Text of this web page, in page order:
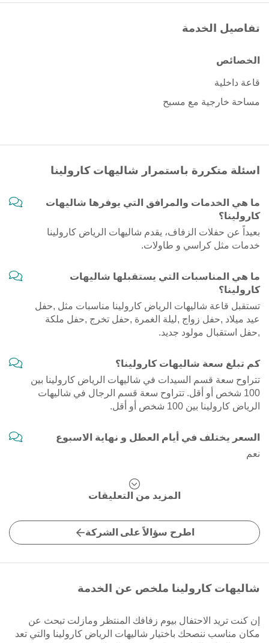
تفاصيل الخدمة
الخصائص
قاعة داخلية
مساحة خارجية مع مسبح
اسئلة متكررة باستمرار شاليهات كارولينا
ما هي الخدمات والمرافق التي يوفرها شاليهات
كارولينا؟
بعيداً عن حفلات الزفاف، يقدم شاليهات الرياض كارولينا
خدمات مثل كراسي و طاولات.
ما هي المناسبات التي يستقبلها شاليهات
كارولينا؟
تستقبل قاعة شاليهات الرياض كارولينا مناسبات مثل ,حفل
عيد ميلاد ,حفل زواج ,ليلة الغمرة ,حفل تخرج ,حفل ملكة
,حفل استقبال مولود جديد.
كم تبلغ سعة شاليهات كارولينا؟
تتراوح سعة قسم السيدات في شاليهات الرياض كارولينا بين
100 شخص أو أقل. تتراوح سعة قسم الرجال في شاليهات
الرياض كارولينا بين 100 شخص أو أقل.
السعر يختلف في أيام العطل و نهاية الاسبوع
نعم
المزيد من التعليقات
اطرح سؤالاً على الشركة
شاليهات كارولينا ملخص عن الخدمة
إن كنت تريد الاحتفال بيوم زفافك المنتظر ومازلت تبحث عن
مكان مناسب ننصحك باختيار شاليهات الرياض كارولينا والتي تعد